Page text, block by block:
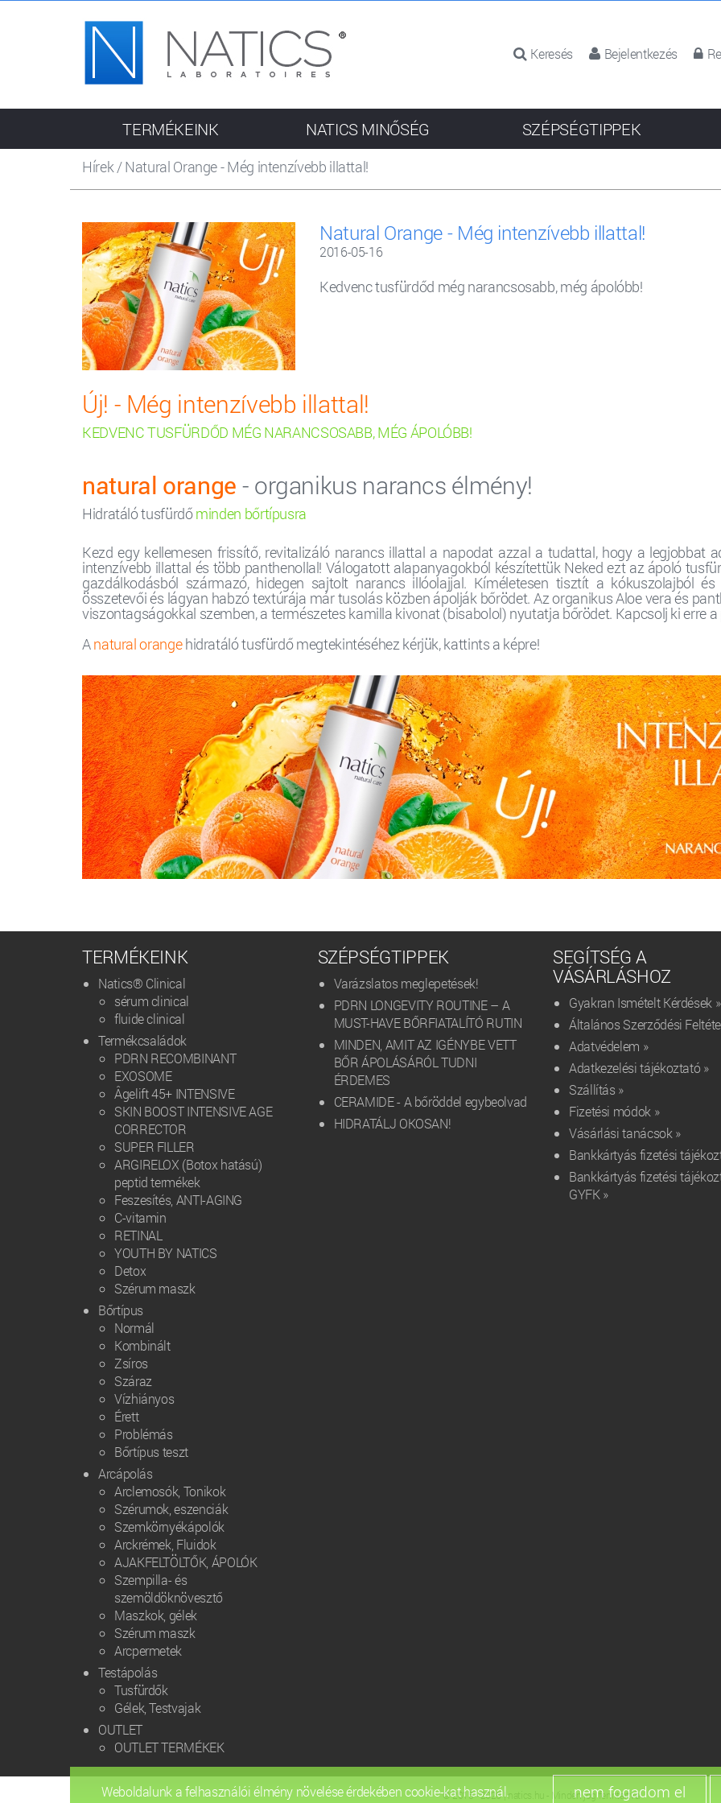
Keresés Bejelentkezés
Hírek/Natural Orange - Még intenzívebb illattal!
Natural Orange - Még intenzívebb illattal!
2016-05-16
Kedvenc tusfürdőd még narancsosabb, még ápolóbb!
Új! - Még intenzívebb illattal!
KEDVENC TUSFÜRDŐD MÉG NARANCSOSABB, MÉG ÁPOLÓBB!
natural orange - organikus narancs élmény!
Hidratáló tusfürdőminden bőrtípusra
Kezd egy kellemesen frissítő, revitalizáló narancs illattal a napodat azzal a tudattal, hogy a legjobbat
intenzívebb illattal és több panthenollal! Válogatott alapanyagokból készítettük Neked ezt az ápoló
gazdálkodásból származó, hidegen sajtolt narancs illóolajjal. Kíméletesen tisztít a kókuszolajból
összetevői és lágyan habzó textúrája már tusolás közben ápolják bőrödet. Az organikus Aloe vera és
viszontagságokkal szemben, a természetes kamilla kivonat (bisabolol) nyutatja bőrödet. Kapcsolj ki erre
Anatural orangehidratáló tusfürdő megtekintéséhez kérjük, kattints a képre!
TERMÉKEINK NATICS MINŐSÉG SZÉPSÉGTIPPEK
TERMÉKEINK
Natics® Clinical
sérum clinical
fluide clinical
Termékcsaládok
PDRN RECOMBINANT
EXOSOME
Âgelift 45+ INTENSIVE
SKIN BOOST INTENSIVE AGE
CORRECTOR
SUPER FILLER
ARGIRELOX (Botox hatású)
peptid termékek
Feszesítés, ANTI-AGING
C-vitamin
RETINAL
YOUTH BY NATICS
Detox
Szérum maszk
Bőrtípus
Normál
Kombinált
Zsíros
Száraz
Vízhiányos
Érett
Problémás
Bőrtípus teszt
Arcápolás
Arclemosók, Tonikok
Szérumok, eszenciák
Szemkörnyékápolók
Arckrémek, Fluidok
AJAKFELTÖLTŐK, ÁPOLÓK
Szempilla- és
szemöldöknövesztő
Maszkok, gélek
Szérum maszk
Arcpermetek
Testápolás
Tusfürdők
Gélek, Testvajak
OUTLET
OUTLET TERMÉKEK
SZÉPSÉGTIPPEK
Varázslatos meglepetések!
PDRN LONGEVITY ROUTINE – A
MUST-HAVE BŐRFIATALÍTÓ RUTIN
MINDEN, AMIT AZ IGÉNYBE VETT
BŐR ÁPOLÁSÁRÓL TUDNI
ÉRDEMES
CERAMIDE - A bőröddel egybeolvad
HIDRATÁLJ OKOSAN!
SEGÍTSÉG A
VÁSÁRLÁSHOZ
Gyakran Ismételt Kérdések »
Általános Szerződési
Adatvédelem »
Adatkezelési tájékoztató »
Szállítás »
Fizetési módok »
Vásárlási tanácsok »
Bankkártyás fizetési
Bankkártyás fizetési
GYFK »
© 2015 - 2026 | natics.hu - Minden jog fenntartva
Weboldalunk a felhasználói élmény növelése érdekében cookie-kat használ.